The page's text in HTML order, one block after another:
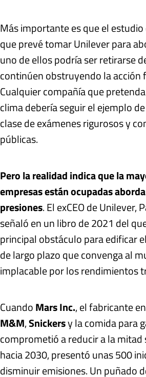
Más importante es que el
que prevé tomar Unilever para
uno de ellos podría ser retirarse
continúen obstruyendo la acción
Cualquier compañía que
clima debería seguir el ejemplo
clase de exámenes rigurosos y
públicas.
Pero la realidad indica que la
empresas están ocupadas
presiones. El exCEO de Unilever,
señaló en un libro de 2021 del
principal obstáculo para edificar
de largo plazo que convenga al
implacable por los rendimientos
CuandoMars Inc., el fabricante
M&M,Snickersy la comida para
comprometió a reducir a la
hacia 2030, presentó unas 500
disminuir emisiones. Un puñado